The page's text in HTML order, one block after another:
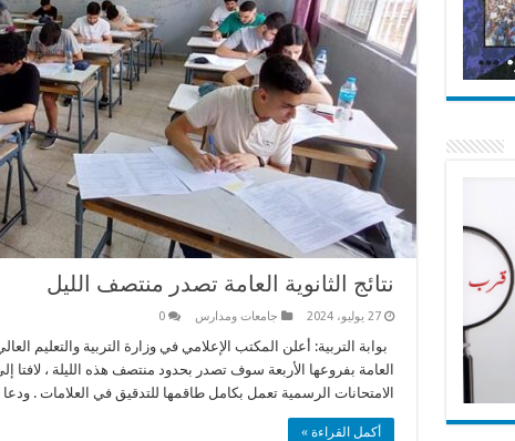
نتائج الثانوية العامة تصدر منتصف الليل
27 يوليو، 2024 جامعات ومدارس 0
بوابة التربية: أعلن المكتب الإعلامي في وزارة التربية والتعليم
العامة بفروعها الأربعة سوف تصدر بحدود منتصف هذه الليلة ، لافتا
الامتحانات الرسمية تعمل بكامل طاقمها للتدقيق في العلامات .
أكمل القراءة »